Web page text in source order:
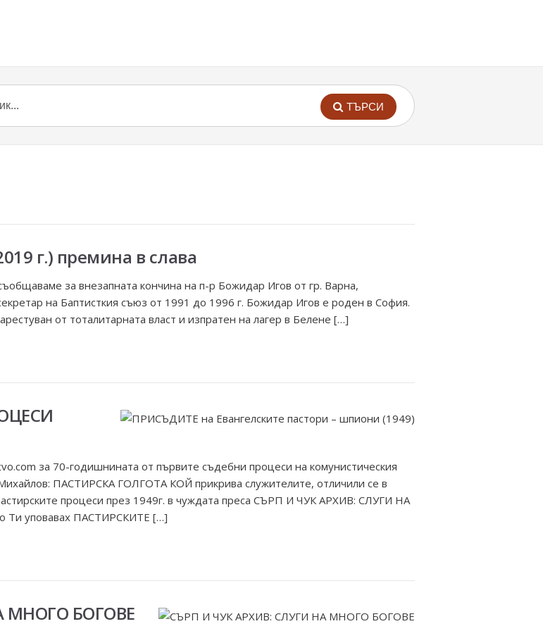
ТЪРСИ
г.) премина в слава
за внезапната кончина на п-р Божидар Игов от гр. Варна,
на Баптисткия съюз от 1991 до 1996 г. Божидар Игов е роден в София.
от тоталитарната власт и изпратен на лагер в Белене […]
за 70-годишнината от първите съдебни процеси на комунистическия
ПАСТИРСКА ГОЛГОТА КОЙ прикрива служителите, отличили се в
процеси през 1949г. в чуждата преса СЪРП И ЧУК АРХИВ: СЛУГИ НА
Ти уповавах ПАСТИРСКИТЕ […]
МНОГО БОГОВЕ